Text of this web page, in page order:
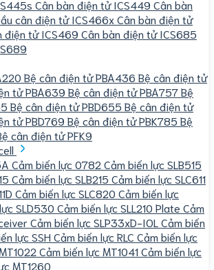
Cân bàn điện tử ICS449 Cân bàn
cân điện tử ICS466xCân bàn điện tử
điện tử ICS469 Cân bàn điện tử ICS685
Bệ cân điện tử PBA436 Bệ cân điện tử
tử PBA639 Bệ cân điện tử PBA757Bệ
Bệ cân điện tử PBD655 Bệ cân điện tử
tử PBD769 Bệ cân điện tử PBK785 Bệ
cân điện tử PFK9
Cảm biến lực 0782 Cảm biến lực SLB515
Cảm biến lực SLB215 Cảm biến lực SLC611
Cảm biến lực SLC820 Cảm biến lực
SLD530 Cảm biến lực SLL210 Plate Cảm
Cảm biến lực SLP33xD-IOL Cảm biến
lực SSH Cảm biến lực RLC Cảm biến lực
Cảm biến lực MT1041Cảm biến lực
MT1260